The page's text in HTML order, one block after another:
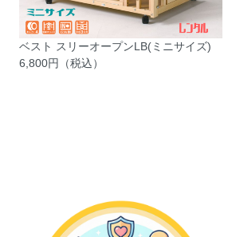
ベスト スリーオープンLB(ミニサイズ)
6,800円（税込）